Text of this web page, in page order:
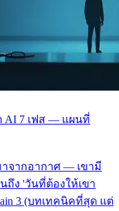
AI 7 เฟส — แผนที่
จากอากาศ — เขามี
ถึง 'วันที่ต้องให้เขา
3 (บทเทคนิคที่สุด แต่